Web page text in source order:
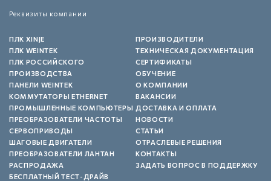
Реквизиты компании
ПЛК XINJE
ПЛК WEINTEK
ПЛК РОССИЙСКОГО
ПРОИЗВОДСТВА
ПАНЕЛИ WEINTEK
КОММУТАТОРЫ ETHERNET
ПРОМЫШЛЕННЫЕ КОМПЬЮТЕРЫ
ПРЕОБРАЗОВАТЕЛИ ЧАСТОТЫ
СЕРВОПРИВОДЫ
ШАГОВЫЕ ДВИГАТЕЛИ
ПРЕОБРАЗОВАТЕЛИ ЛАНТАН
РАСПРОДАЖА
БЕСПЛАТНЫЙ ТЕСТ-ДРАЙВ
ПРОИЗВОДИТЕЛИ
ТЕХНИЧЕСКАЯ ДОКУМЕНТАЦИЯ
СЕРТИФИКАТЫ
ОБУЧЕНИЕ
О КОМПАНИИ
ВАКАНСИИ
ДОСТАВКА И ОПЛАТА
НОВОСТИ
СТАТЬИ
ОТРАСЛЕВЫЕ РЕШЕНИЯ
КОНТАКТЫ
ЗАДАТЬ ВОПРОС В ПОДДЕРЖКУ